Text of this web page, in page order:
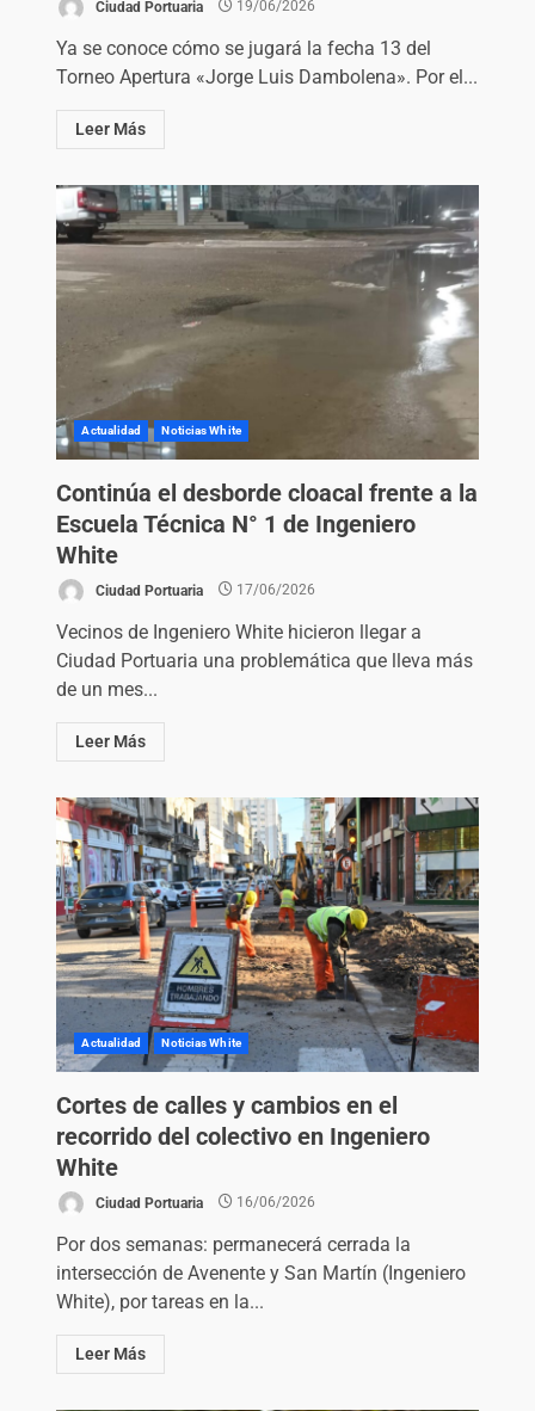
Ciudad Portuaria 19/06/2026
Ya se conoce cómo se jugará la fecha 13 del
Torneo Apertura «Jorge Luis Dambolena». Por el...
Leer Más
Actualidad Noticias White
Continúa el desborde cloacal frente a la
Escuela Técnica N° 1 de Ingeniero
White
Ciudad Portuaria 17/06/2026
Vecinos de Ingeniero White hicieron llegar a
Ciudad Portuaria una problemática que lleva más
de un mes...
Leer Más
Actualidad Noticias White
Cortes de calles y cambios en el
recorrido del colectivo en Ingeniero
White
Ciudad Portuaria 16/06/2026
Por dos semanas: permanecerá cerrada la
intersección de Avenente y San Martín (Ingeniero
White), por tareas en la...
Leer Más